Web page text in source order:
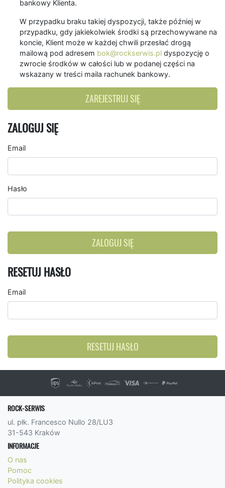
bankowy Klienta.
W przypadku braku takiej dyspozycji, także później w
przypadku, gdy jakiekolwiek środki są przechowywane na
koncie, Klient może w każdej chwili przesłać drogą
mailową pod adresem bok@rockserwis.pl dyspozycję o
zwrocie środków w całości lub w podanej części na
wskazany w treści maila rachunek bankowy.
ZAREJESTRUJ SIĘ
ZALOGUJ SIĘ
Email
Hasło
ZALOGUJ SIĘ
RESETUJ HASŁO
Email
RESETUJ HASŁO
ROCK-SERWIS
ul. płk. Francesco Nullo 28/LU3
31-543 Kraków
INFORMACJE
O nas
Pomoc
Polityka cookies